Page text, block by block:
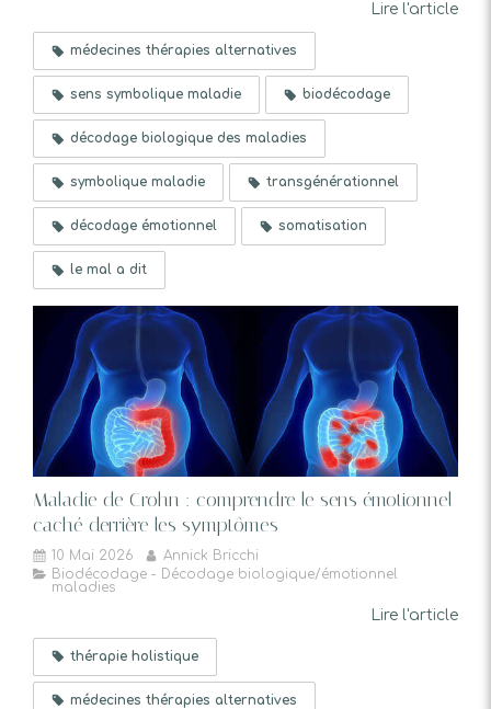
Lire l'article
médecines thérapies alternatives
sens symbolique maladie biodécodage
décodage biologique des maladies
symbolique maladie transgénérationnel
décodage émotionnel somatisation
le mal a dit
Maladie de Crohn : comprendre le sens émotionnel
caché derrière les symptômes
10 Mai 2026
Annick Bricchi
Biodécodage - Décodage biologique/émotionnel
maladies
Lire l'article
thérapie holistique
médecines thérapies alternatives